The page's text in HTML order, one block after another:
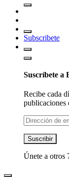
Subscribete
Suscríbete a
Recibe cada
publicaciones
Dirección
de
email
Suscribir
Únete a otros